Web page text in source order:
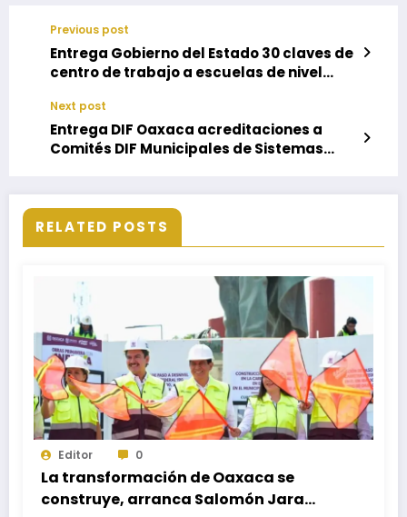
Previous post
Entrega Gobierno del Estado 30 claves de
centro de trabajo a escuelas de nivel
Next post
Entrega DIF Oaxaca acreditaciones a
Comités DIF Municipales de Sistemas
RELATED POSTS
Editor 0
La transformación de Oaxaca se
construye, arranca Salomón Jara